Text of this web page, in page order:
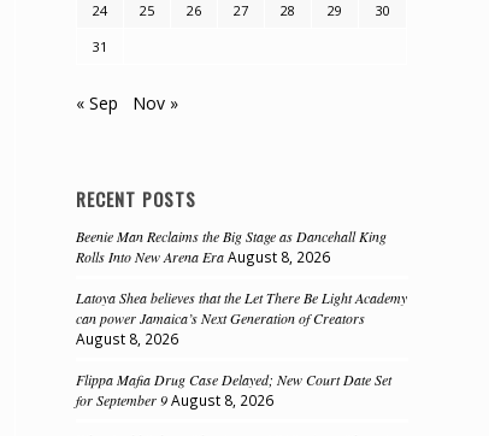
24
25 26 27 28 29
30
31
« Sep Nov »
RECENT POSTS
Beenie Man Reclaims the Big Stage as Dancehall King
Rolls Into New Arena Era August 8, 2026
Latoya Shea believes that the Let There Be Light Academy
can power Jamaica’s Next Generation of Creators
August 8, 2026
Flippa Mafia Drug Case Delayed; New Court Date Set
for September 9 August 8, 2026